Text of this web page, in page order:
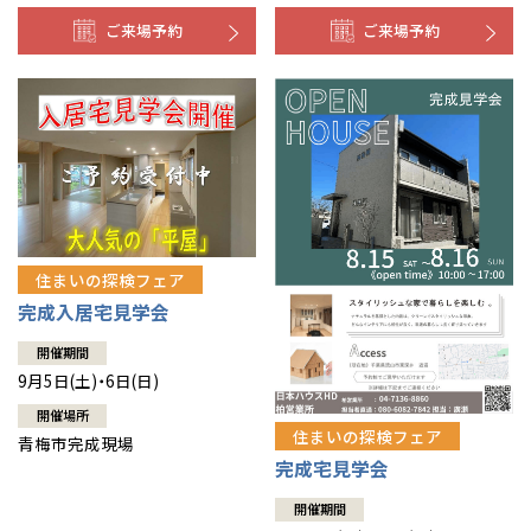
ご来場予約 ご来場予約
住まいの探検フェア
完成入居宅見学会
開催期間
9月5日(土)・6日(日)
開催場所
青梅市完成現場 住まいの探検フェア
完成宅見学会
開催期間